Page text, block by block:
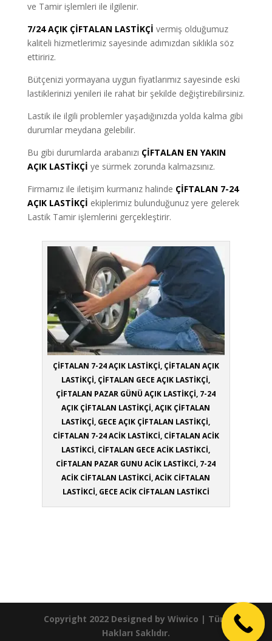
ve Tamir işlemleri ile ilgilenir.
7/24 AÇIK ÇİFTALAN LASTİKÇİ vermiş olduğumuz
kaliteli hizmetlerimiz sayesinde adımızdan sıklıkla söz
ettiririz.
Bütçenizi yormayana uygun fiyatlarımız sayesinde eski
lastiklerinizi yenileri ile rahat bir şekilde değiştirebilirsiniz.
Lastik ile ilgili problemler yaşadığınızda yolda kalma gibi
durumlar meydana gelebilir.
Bu gibi durumlarda arabanızı ÇİFTALAN EN YAKIN
AÇIK LASTİKÇİ ye sürmek zorunda kalmazsınız.
Firmamız ile iletişim kurmanız halinde ÇİFTALAN 7-24
AÇIK LASTİKÇİ ekiplerimiz bulunduğunuz yere gelerek
Lastik Tamir işlemlerini gerçekleştirir.
ÇİFTALAN 7-24 AÇIK LASTİKÇİ, ÇİFTALAN AÇIK
LASTİKÇİ, ÇİFTALAN GECE AÇIK LASTİKÇİ,
ÇİFTALAN PAZAR GÜNÜ AÇIK LASTİKÇİ, 7-24
AÇIK ÇİFTALAN LASTİKÇİ, AÇIK ÇİFTALAN
LASTİKÇİ, GECE AÇIK ÇİFTALAN LASTİKÇİ,
CİFTALAN 7-24 ACİK LASTİKCİ, CİFTALAN ACİK
LASTİKCİ, CİFTALAN GECE ACİK LASTİKCİ,
CİFTALAN PAZAR GUNU ACİK LASTİKCİ, 7-24
ACİK CİFTALAN LASTİKCİ, ACİK CİFTALAN
LASTİKCİ, GECE ACİK CİFTALAN LASTİKCİ
Copyright 2022 Designed by Wiwico | Tüm
Hakları Saklıdır.